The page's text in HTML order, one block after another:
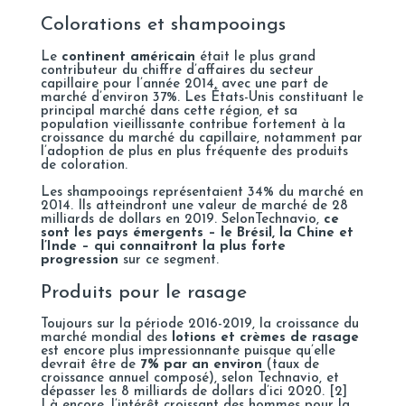
Colorations et shampooings
Le continent américain était le plus grand
contributeur du chiffre d’affaires du secteur
capillaire pour l’année 2014, avec une part de
marché d’environ 37%. Les États-Unis constituant le
principal marché dans cette région, et sa
population vieillissante contribue fortement à la
croissance du marché du capillaire, notamment par
l’adoption de plus en plus fréquente des produits
de coloration.
Les shampooings représentaient 34% du marché en
2014. Ils atteindront une valeur de marché de 28
milliards de dollars en 2019. Selon Technavio, ce
sont les pays émergents – le Brésil, la Chine et
l’Inde – qui connaitront la plus forte
progression sur ce segment.
Produits pour le rasage
Toujours sur la période 2016-2019, la croissance du
marché mondial des lotions et crèmes de rasage
est encore plus impressionnante puisque qu’elle
devrait être de 7% par an environ (taux de
croissance annuel composé), selon
Technavio, et
dépasser les 8 milliards de dollars d’ici 2020. [ 2